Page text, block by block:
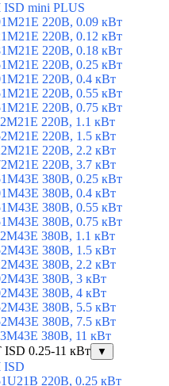
mini PLUS
220В, 0.09 кВт
220В, 0.12 кВт
220В, 0.18 кВт
220В, 0.25 кВт
220В, 0.4 кВт
220В, 0.55 кВт
220В, 0.75 кВт
220В, 1.1 кВт
220В, 1.5 кВт
220В, 2.2 кВт
220В, 3.7 кВт
380В, 0.25 кВт
380В, 0.4 кВт
380В, 0.55 кВт
380В, 0.75 кВт
380В, 1.1 кВт
380В, 1.5 кВт
380В, 2.2 кВт
380В, 3 кВт
380В, 4 кВт
380В, 5.5 кВт
380В, 7.5 кВт
380В, 11 кВт
0.25-11 кВт
▼
ISD
220В, 0.25 кВт